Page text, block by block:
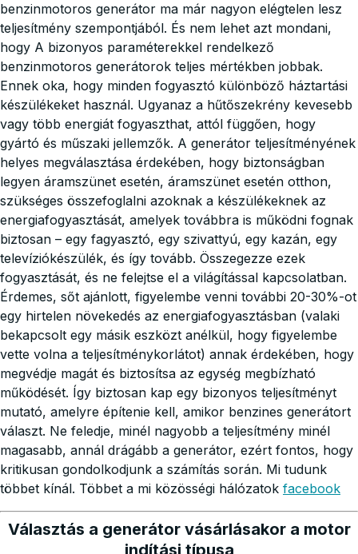
benzinmotoros generátor ma már nagyon elégtelen lesz
teljesítmény szempontjából. És nem lehet azt mondani,
hogy A bizonyos paraméterekkel rendelkező
benzinmotoros generátorok teljes mértékben jobbak.
Ennek oka, hogy minden fogyasztó különböző háztartási
készülékeket használ. Ugyanaz a hűtőszekrény kevesebb
vagy több energiát fogyaszthat, attól függően, hogy
gyártó és műszaki jellemzők. A generátor teljesítményének
helyes megválasztása érdekében, hogy biztonságban
legyen áramszünet esetén, áramszünet esetén otthon,
szükséges összefoglalni azoknak a készülékeknek az
energiafogyasztását, amelyek továbbra is működni fognak
biztosan – egy fagyasztó, egy szivattyú, egy kazán, egy
televíziókészülék, és így tovább. Összegezze ezek
fogyasztását, és ne felejtse el a világítással kapcsolatban.
Érdemes, sőt ajánlott, figyelembe venni további 20-30%-ot
egy hirtelen növekedés az energiafogyasztásban (valaki
bekapcsolt egy másik eszközt anélkül, hogy figyelembe
vette volna a teljesítménykorlátot) annak érdekében, hogy
megvédje magát és biztosítsa az egység megbízható
működését. Így biztosan kap egy bizonyos teljesítményt
mutató, amelyre építenie kell, amikor benzines generátort
választ. Ne feledje, minél nagyobb a teljesítmény minél
magasabb, annál drágább a generátor, ezért fontos, hogy
kritikusan gondolkodjunk a számítás során. Mi tudunk
többet kínál. Többet a mi közösségi hálózatok facebook
Választás a generátor vásárlásakor a motor
indítási típusa